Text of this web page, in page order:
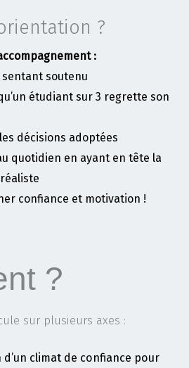
?
:
sentant soutenu
étudiant sur 3 regrette son
décisions adoptées
quotidien en ayant en tête la
confiance et motivation !
?
sur plusieurs axes :
climat de confiance pour